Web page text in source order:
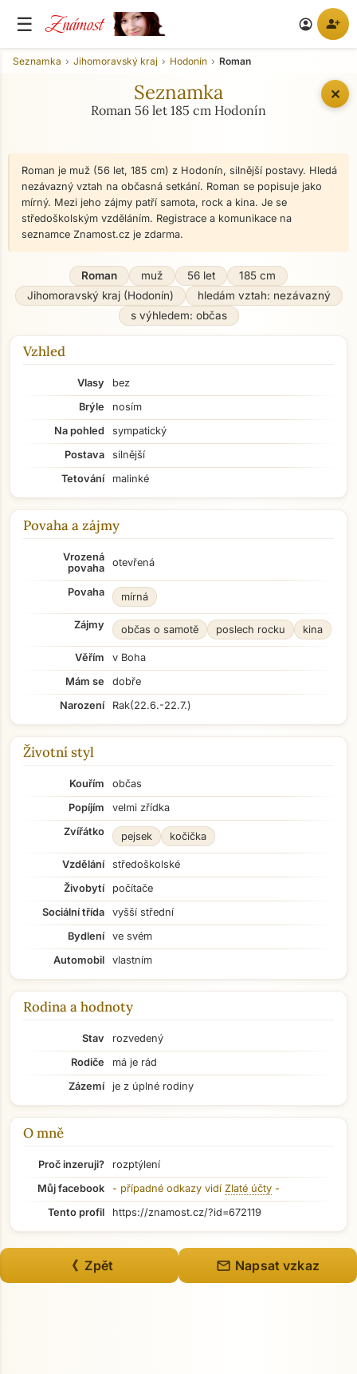
Přejít na hlavní obsah
☰ Známost account_circle person_add
✕
Seznamka Jihomoravský kraj Hodonín Roman
Seznamka
Roman 56 let 185 cm Hodonín
Roman je muž (56 let, 185 cm) z Hodonín, silnější postavy. Hledá
nezávazný vztah na občasná setkání. Roman se popisuje jako
mírný. Mezi jeho zájmy patří samota, rock a kina. Je se
středoškolským vzděláním. Registrace a komunikace na
seznamce Znamost.cz je zdarma.
Roman muž 56 let
185 cm
Jihomoravský kraj (Hodonín)
hledám vztah: nezávazný
s výhledem: občas
Vzhled
Vlasy
bez
Brýle
nosím
Na pohled
sympatický
Postava
silnější
Tetování
malinké
Povaha a zájmy
Vrozená
povaha
otevřená
Povaha mírná
Zájmy občas o samotě poslech rocku kina
Věřím
v Boha
Mám se
dobře
Narození
Rak(22.6.-22.7.)
Životní styl
Kouřím
občas
Popíjím
velmi zřídka
Zvířátko
pejsek kočička
Vzdělání
středoškolské
Živobytí
počítače
Sociální třída
vyšší střední
Bydlení
ve svém
Automobil
vlastním
Rodina a hodnoty
Stav
rozvedený
Rodiče
má je rád
Zázemí
je z úplné rodiny
O mně
Proč inzeruji?
rozptýlení
Můj facebook
- případné odkazy vidí Zlaté účty -
Tento profil
https://znamost.cz/?id=672119
《 Zpět mail Napsat vzkaz